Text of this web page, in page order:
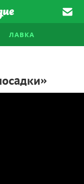
ЛАВКА